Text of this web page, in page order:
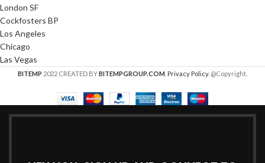
London SF
Cockfosters BP
Los Angeles
Chicago
Las Vegas
BITEMP 2022 CREATED BYBITEMPGROUP.COM Privacy Policy. @Copyright.